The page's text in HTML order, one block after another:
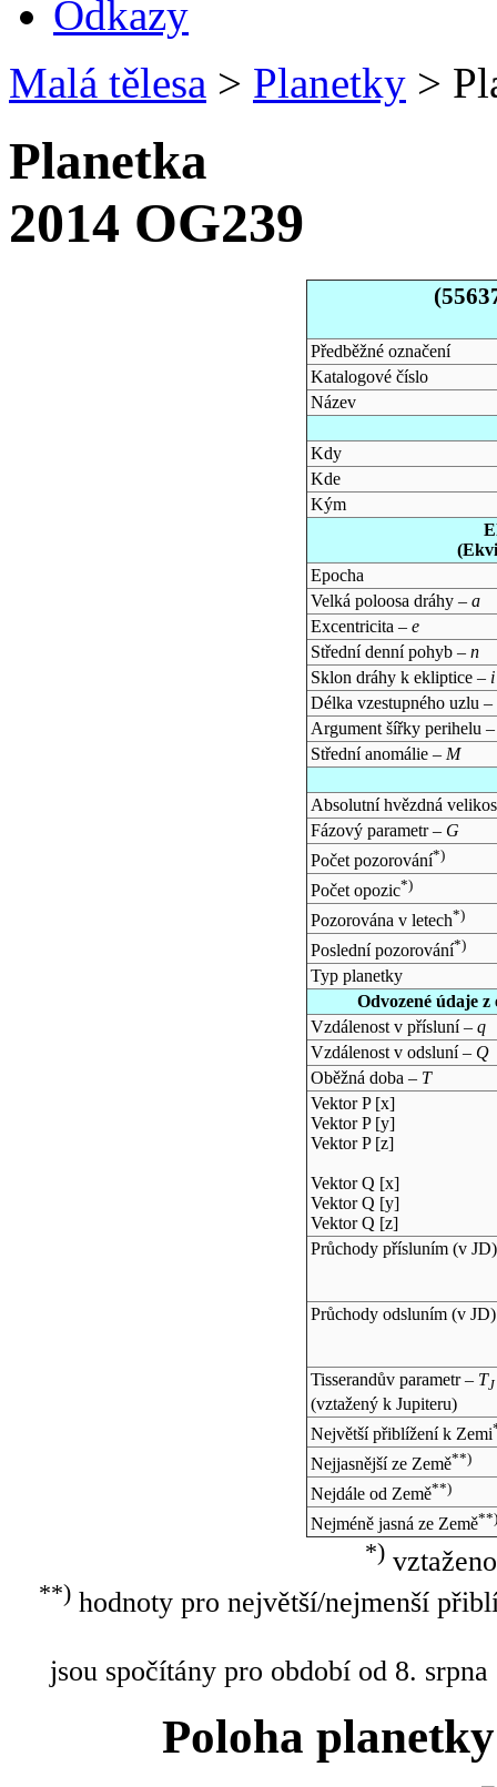
Odkazy
Malá tělesa > Planetky >
Planetka
2014 OG239
Předběžné označení
Katalogové číslo
Název
Kdy
Kde
Kým
Epocha
Velká poloosa dráhy – a
Excentricita – e
Střední denní pohyb – n
Sklon dráhy k ekliptice – i
Délka vzestupného uzlu –
Argument šířky perihelu
Střední anomálie – M
Absolutní hvězdná
Fázový parametr – G
Počet pozorování*)
Počet opozic*)
Pozorována v letech*)
Poslední pozorování*)
Typ planetky
Odvozené údaje
Vzdálenost v přísluní – q
Vzdálenost v odsluní – Q
Oběžná doba – T
Vektor P [x]
Vektor P [y]
Vektor P [z]
Vektor Q [x]
Vektor Q [y]
Vektor Q [z]
Průchody přísluním (v JD)
Průchody odsluním (v JD)
Tisserandův parametr – TJ
(vztažený k Jupiteru)
Největší přiblížení k Zemi
Nejjasnější ze Země**)
Nejdále od Země**)
Nejméně jasná ze Země**)
*)
**)hodnoty pro největší/nejmenší
jsou spočítány pro období od 8.
Poloha